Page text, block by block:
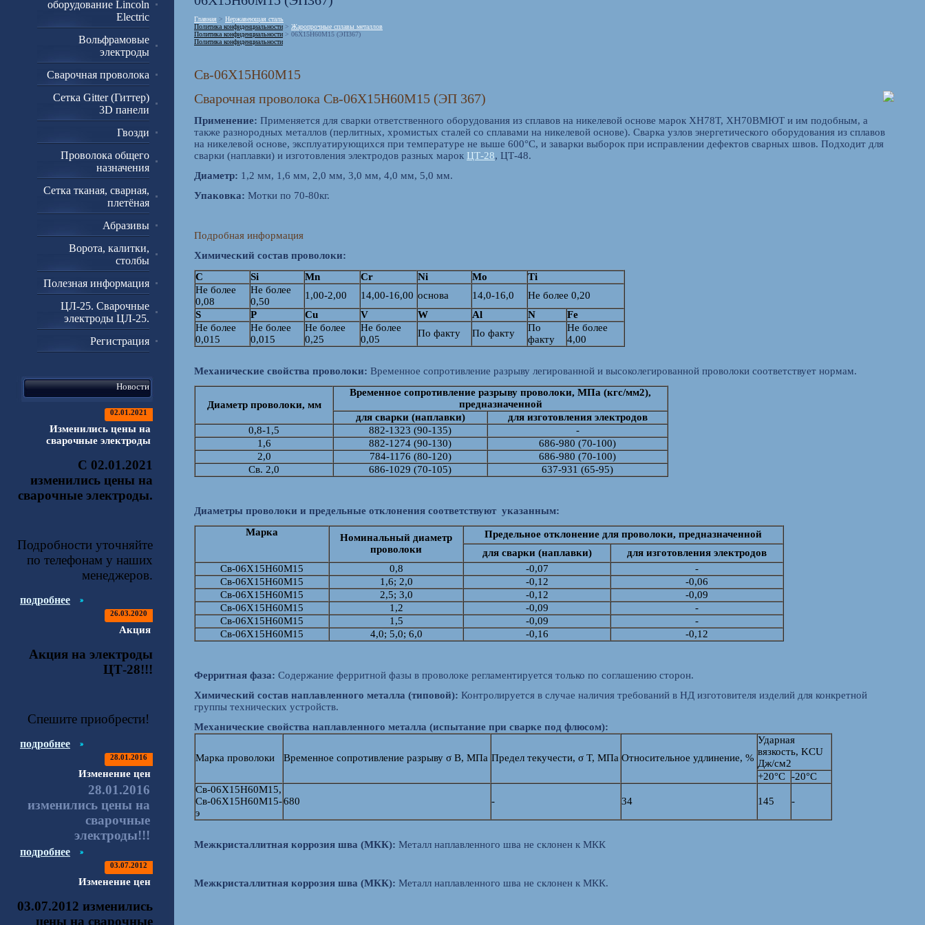
оборудование Lincoln
Electric
Вольфрамовые
электроды
Сварочная проволока
Сетка Gitter (Гиттер)
3D панели
Гвозди
Проволока общего
назначения
Сетка тканая, сварная,
плетёная
Абразивы
Ворота, калитки,
столбы
Полезная информация
ЦЛ-25. Сварочные
электроды ЦЛ-25.
Регистрация
Новости
02.01.2021
Изменились цены на
сварочные электроды
С 02.01.2021
изменились цены на
сварочные электроды.
Подробности уточняйте
по телефонам у наших
менеджеров.
подробнее
26.03.2020
Акция
Акция на электроды
ЦТ-28!!!
Спешите приобрести!
подробнее
28.01.2016
Изменение цен
28.01.2016
изменились цены на
сварочные
электроды!!!
подробнее
03.07.2012
Изменение цен
03.07.2012 изменились
цены на сварочные
Главная > Нержавеющая сталь
Политика конфиденциальности > Жаропрочные сплавы металлов
Политика конфиденциальности > 06Х15Н60М15 (ЭП367)
Политика конфиденциальности
Св-06Х15Н60М15
Сварочная проволока Св-06Х15Н60М15 (ЭП 367)
Применение: Применяется для сварки ответственного оборудования из сплавов на никелевой основе марок ХН78Т, ХН70ВМЮТ и им подобным, а
также разнородных металлов (перлитных, хромистых сталей со сплавами на никелевой основе). Сварка узлов энергетического оборудования из сплавов
на никелевой основе, эксплуатирующихся при температуре не выше 600°C, и заварки выборок при исправлении дефектов сварных швов. Подходит для
сварки (наплавки) и изготовления электродов разных марок ЦТ-28, ЦТ-48.
Диаметр: 1,2 мм, 1,6 мм, 2,0 мм, 3,0 мм, 4,0 мм, 5,0 мм.
Упаковка: Мотки по 70-80кг.
Подробная информация
Химический состав проволоки:
С
Si Mn Cr Ni Mo
Ti
Не более
0,08
Не более
0,50
1,00-2,00 14,00-16,00 основа 14,0-16,0
Не более 0,20
S
P Cu V W Al N
Fe
Не более
0,015
Не более
0,015
Не более
0,25
Не более
0,05
По факту По факту
По
факту
Не более
4,00
Механические свойства проволоки: Временное сопротивление разрыву легированной и высоколегированной проволоки соответствует нормам.
Диаметр проволоки, мм
Временное сопротивление разрыву проволоки, МПа (кгс/мм2),
предназначенной
для сварки (наплавки)
для изготовления электродов
0,8-1,5
882-1323 (90-135)
-
1,6
882-1274 (90-130)
686-980 (70-100)
2,0
784-1176 (80-120)
686-980 (70-100)
Св. 2,0
686-1029 (70-105) 637-931 (65-95)
Диаметры проволоки и предельные отклонения соответствуют указанным:
Марка
Номинальный диаметр
проволоки
Предельное отклонение для проволоки, предназначенной
для сварки (наплавки)
для изготовления электродов
Cв-06Х15Н60М15
0,8 -0,07
-
Cв-06Х15Н60М15
1,6; 2,0 -0,12
-0,06
Cв-06Х15Н60М15
2,5; 3,0 -0,12
-0,09
Cв-06Х15Н60М15
1,2 -0,09
-
Cв-06Х15Н60М15
1,5 -0,09
-
Cв-06Х15Н60М15
4,0; 5,0; 6,0 -0,16 -0,12
Ферритная фаза: Содержание ферритной фазы в проволоке регламентируется только по соглашению сторон.
Химический состав наплавленного металла (типовой): Контролируется в случае наличия требований в НД изготовителя изделий для конкретной
группы технических устройств.
Механические свойства наплавленного металла (испытание при сварке под флюсом):
Марка проволоки Временное сопротивление разрыву σ B, МПа Предел текучести, σ T, МПа Относительное удлинение, %
Ударная
вязкость, KCU
Дж/см2
+20°C -20°C
Cв-06Х15Н60М15,
Св-06Х15Н60М15-
э
680 - 34 145 -
Межкристаллитная коррозия шва (МКК): Металл наплавленного шва не склонен к МКК
Межкристаллитная коррозия шва (МКК): Металл наплавленного шва не склонен к МКК.